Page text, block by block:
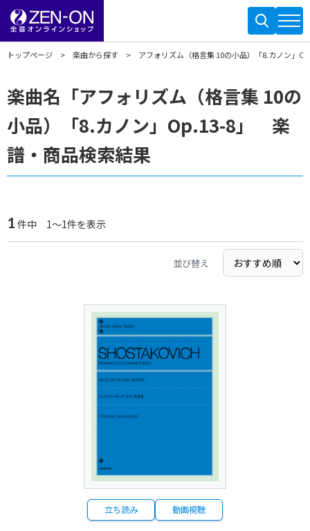
トップページ 楽曲から探す アフォリズム（格言集 10の小品）「8.カノン」
楽曲名「アフォリズム（格言集 10の
小品）「8.カノン」Op.13-8」 楽
譜・商品検索結果
1 件中 1～1件を表示
並び替え
立ち読み 動画視聴